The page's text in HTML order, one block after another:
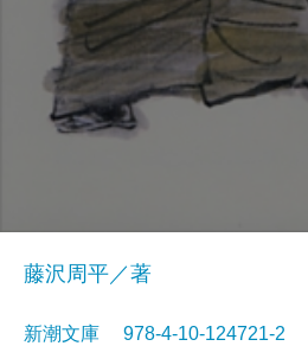
藤沢周平／著
新潮文庫 978-4-10-124721-